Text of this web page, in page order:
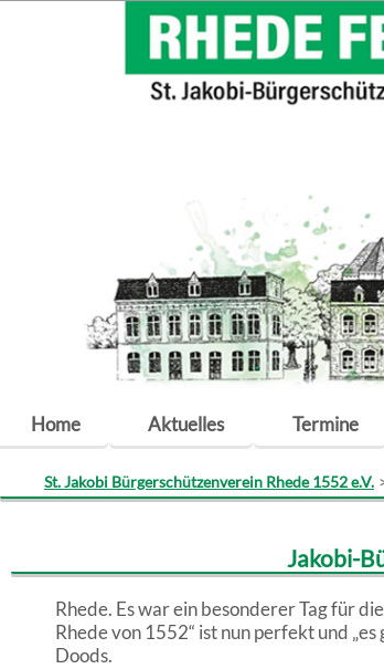
überspringen
Home Aktuelles Termine
St. Jakobi Bürgerschützenverein Rhede 1552 e.V.
Jakobi-
Rhede. Es war ein besonderer Tag für
Rhede von 1552“ ist nun perfekt und
Doods.